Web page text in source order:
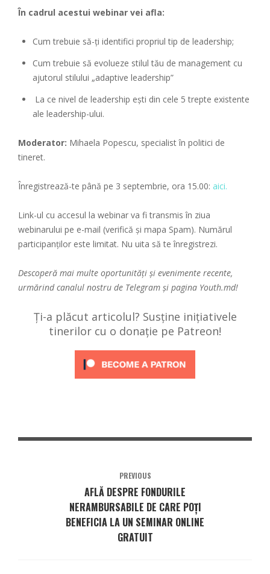
În cadrul acestui webinar vei afla:
Cum trebuie să-ți identifici propriul tip de leadership;
Cum trebuie să evolueze stilul tău de management cu
ajutorul stilului „adaptive leadership”
La ce nivel de leadership ești din cele 5 trepte existente
ale leadership-ului.
Moderator: Mihaela Popescu, specialist în politici de
tineret.
Înregistrează-te până pe 3 septembrie, ora 15.00: aici.
Link-ul cu accesul la webinar va fi transmis în ziua
webinarului pe e-mail (verifică și mapa Spam). Numărul
participanților este limitat. Nu uita să te înregistrezi.
Descoperă mai multe oportunități și evenimente recente,
urmărind canalul nostru de Telegram și pagina Youth.md!
Ți-a plăcut articolul? Susține inițiativele
tinerilor cu o donație pe Patreon!
PREVIOUS
AFLĂ DESPRE FONDURILE
NERAMBURSABILE DE CARE POȚI
BENEFICIA LA UN SEMINAR ONLINE
GRATUIT